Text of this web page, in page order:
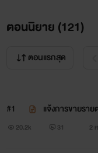
ตอนนิยาย (121)
ตอนแรกสุด
#1 แจ้งการขายรา
20.2k 31 2